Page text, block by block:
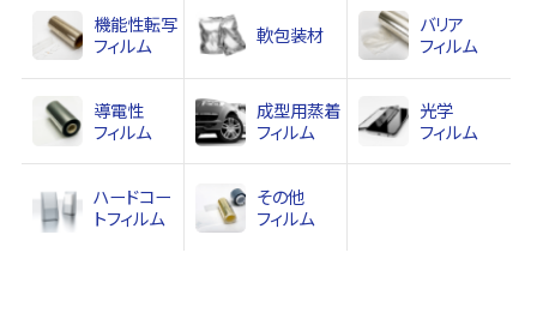
機能性転写
フィルム
軟包装材
バリア
フィルム
導電性
フィルム
成型用蒸着
フィルム
光学
フィルム
ハードコー
トフィルム
その他
フィルム